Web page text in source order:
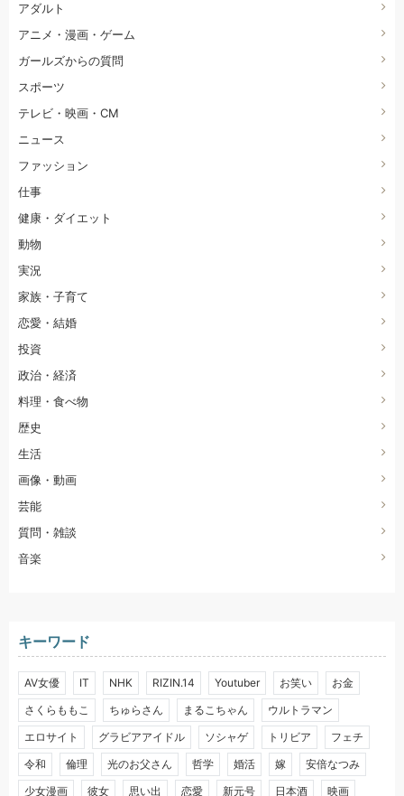
アダルト
アニメ・漫画・ゲーム
ガールズからの質問
スポーツ
テレビ・映画・CM
ニュース
ファッション
仕事
健康・ダイエット
動物
実況
家族・子育て
恋愛・結婚
投資
政治・経済
料理・食べ物
歴史
生活
画像・動画
芸能
質問・雑談
音楽
キーワード
AV女優 IT NHK RIZIN.14 Youtuber お笑い
お金
さくらももこ
ちゅらさん まるこちゃん
ウルトラマン
エロサイト
グラビアアイドル ソシャゲ トリビア
フェチ
令和
倫理 光のお父さん 哲学 婚活 嫁
安倍なつみ
少女漫画
彼女 思い出 恋愛 新元号 日本酒
映画